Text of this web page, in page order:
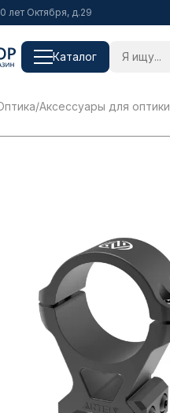
лет Октября, д.29
Каталог
/Аксессуары для оптики